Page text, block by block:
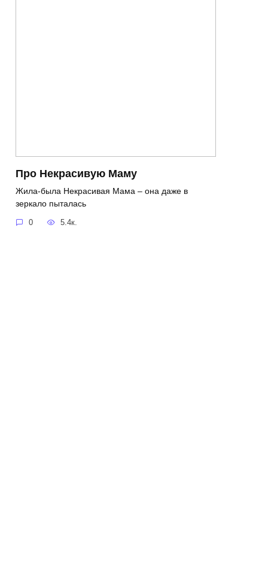
Про Некрасивую Маму
Жила-была Некрасивая Мама – она даже в
зеркало пыталась
0 5.4к.